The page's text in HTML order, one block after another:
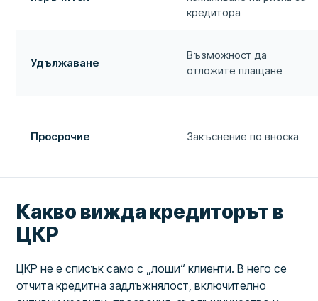
кредитора
Удължаване
Възможност да
отложите плащане
Просрочие Закъснение по вноска
Какво вижда кредиторът в
ЦКР
ЦКР не е списък само с „лоши“ клиенти. В него се
отчита кредитна задлъжнялост, включително